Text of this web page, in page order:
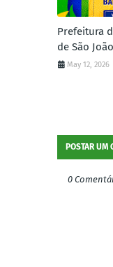
Prefeitura
de São
May 12, 2026
POSTAR UM
0